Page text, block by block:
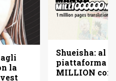
la
Shueisha: al
piattaforma
MILLION con